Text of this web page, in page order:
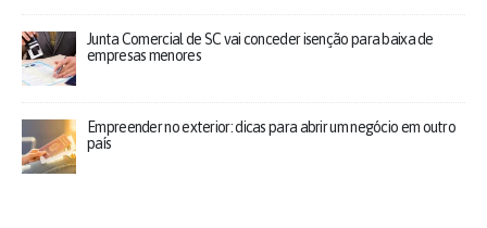
Junta Comercial de SC vai conceder isenção para baixa de
empresas menores
Empreender no exterior: dicas para abrir um negócio em outro
país